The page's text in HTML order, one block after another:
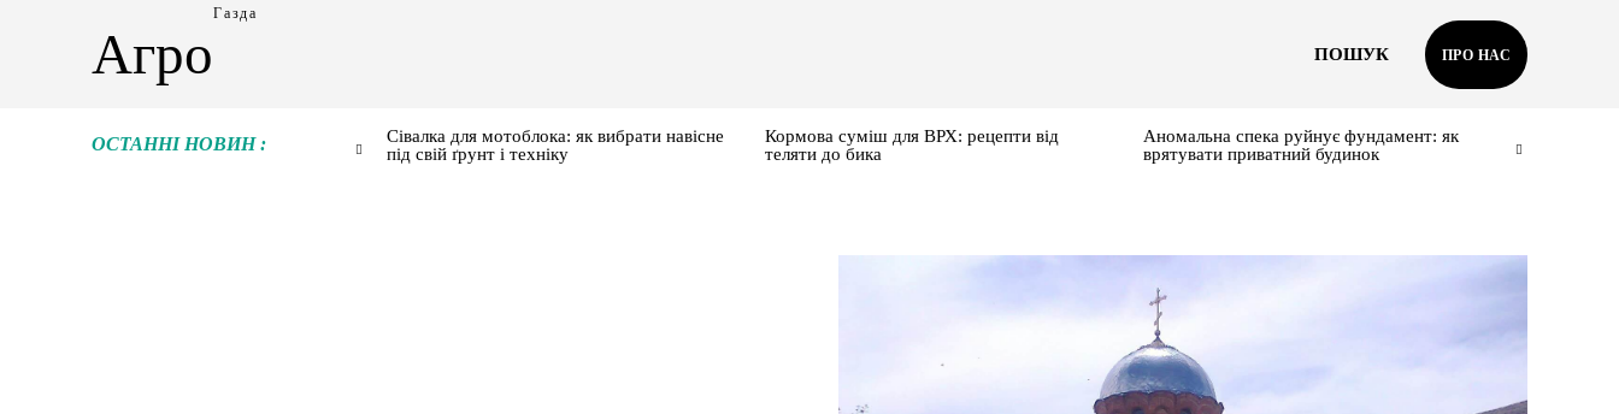
Агро
Газда
ПОШУК ПРО НАС
ОСТАННІ НОВИН :
Сівалка для мотоблока: як вибрати навісне
під свій ґрунт і техніку
Кормова суміш для ВРХ: рецепти від
теляти до бика
Аномальна спека руйнує фундамент: як
врятувати приватний будинок